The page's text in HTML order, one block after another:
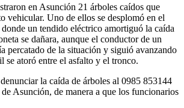
en Asunción 21 árboles caídos que
vehicular. Uno de ellos se desplomó en el
un tendido eléctrico amortiguó la caída
se dañara, aunque el conductor de un
percatado de la situación y siguió avanzando
se atoró entre el asfalto y el tronco.
la caída de árboles al 0985 853144
Asunción, de manera a que los funcionarios